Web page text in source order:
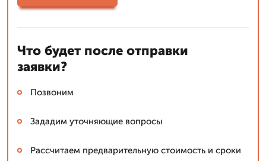
Что будет после отправки
заявки?
Позвоним
Зададим уточняющие вопросы
Рассчитаем предварительную стоимость и сроки